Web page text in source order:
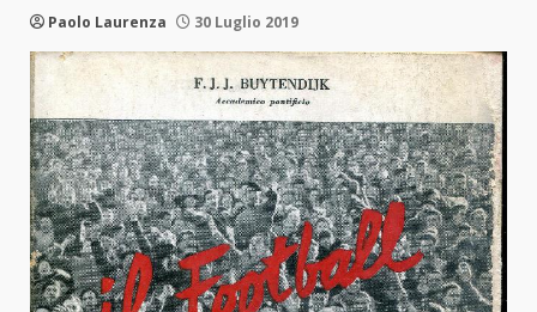
Paolo Laurenza 30 Luglio 2019